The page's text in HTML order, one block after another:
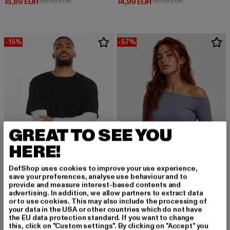
-15%
URBAN CLASSICS
Oversized Shaped Double Layer
16,99 EUR
Derzeitiger Preis: 16,99 EUR
19,99 EURAktionspreis: 19,99 EUR
-57%
URBAN CLASSICS
9,89 EUR
Derzeitiger Preis: 9,89 EUR
22,99 EURAktionspreis:
GREAT TO SEE YOU
HERE!
DefShop uses cookies to improve your use experience,
save your preferences, analyse use behaviour and to
provide and measure interest-based contents and
advertising. In addition, we allow partners to extract data
or to use cookies. This may also include the processing of
your data in the USA or other countries which do not have
the EU data protection standard. If you want to change
this, click on "Custom settings". By clicking on "Accept" you